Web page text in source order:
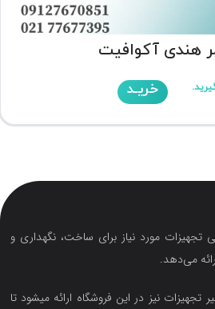
هندی آکوافیت
خریـد
مورد نیاز برای ساخت، نگهداری و
می‌دهد.
نیز در این فروشگاه ارائه میشود تا